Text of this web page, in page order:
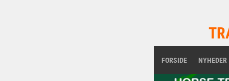
FORSIDE NYHEDER